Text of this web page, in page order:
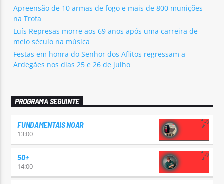
Apreensão de 10 armas de fogo e mais de 800 munições
na Trofa
Luís Represas morre aos 69 anos após uma carreira de
meio século na música
Festas em honra do Senhor dos Aflitos regressam a
Ardegães nos dias 25 e 26 de julho
PROGRAMA SEGUINTE
FUNDAMENTAIS NOAR
13:00
50+
14:00